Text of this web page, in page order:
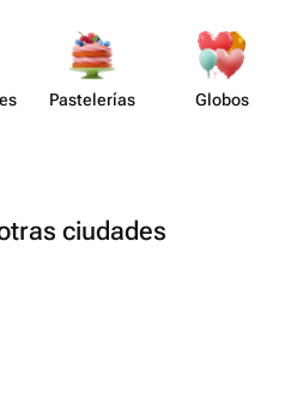
Paste​lerías Globos
ciudades